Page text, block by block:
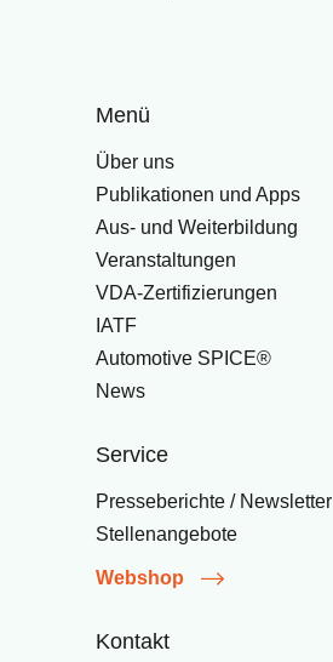
Kontakt
Menü
Über uns
Publikationen und Apps
Aus- und Weiterbildung
Veranstaltungen
VDA-Zertifizierungen
IATF
Automotive SPICE®
News
Service
Presseberichte / Newsletter
Stellenangebote
Webshop